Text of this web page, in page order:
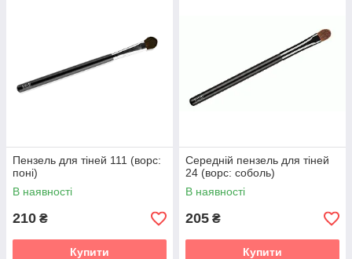
Пензель для тіней 111 (ворс:
поні)
В наявності
210 ₴
Купити
Середній пензель для тіней
24 (ворс: соболь)
В наявності
205 ₴
Купити